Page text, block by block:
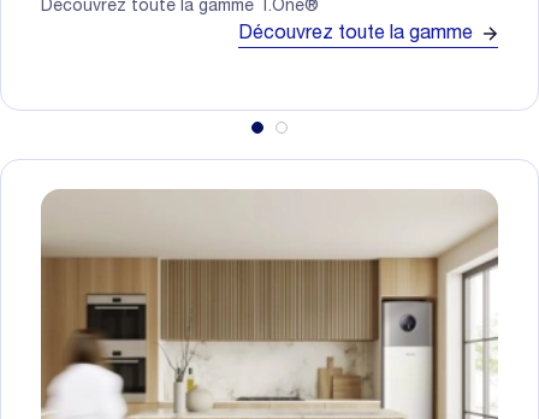
Découvrez toute la gamme T.One®
Découvrez toute la gamme